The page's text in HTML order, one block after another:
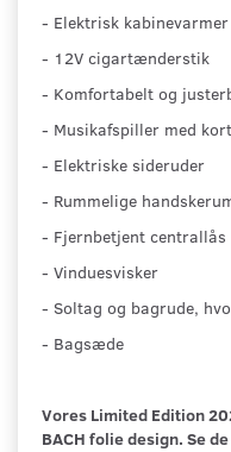
- Elektrisk kabinevarmer
- 12V cigartænderstik
- Komfortabelt og
- Musikafspiller med
- Elektriske sideruder
- Rummelige
- Fjernbetjent centrallås
- Vinduesvisker
- Soltag og bagrude,
- Bagsæde
Vores Limited Edition
BACH folie design. Se